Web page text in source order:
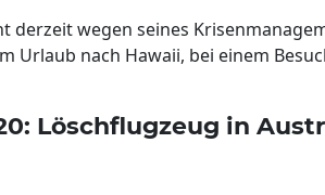
derzeit wegen seines
Urlaub nach Hawaii, bei einem
Löschflugzeug in